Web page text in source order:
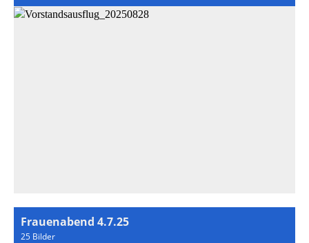
Frauenabend 4.7.25
25 Bilder